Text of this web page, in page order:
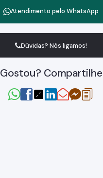
Atendimento pelo WhatsApp
Dúvidas? Nós ligamos!
Gostou? Compartilhe